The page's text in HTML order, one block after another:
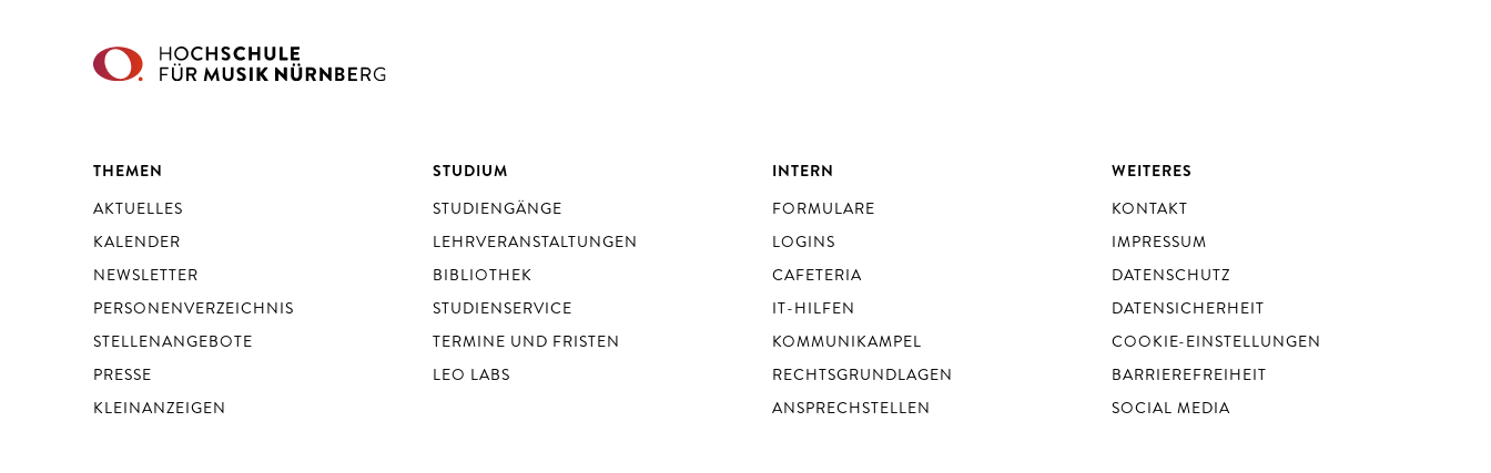
THEMEN
AKTUELLES
KALENDER
NEWSLETTER
PERSONENVERZEICHNIS
STELLENANGEBOTE
PRESSE
KLEINANZEIGEN
STUDIUM
STUDIENGÄNGE
LEHRVERANSTALTUNGEN
BIBLIOTHEK
STUDIENSERVICE
TERMINE UND FRISTEN
LEO LABS
INTERN
FORMULARE
LOGINS
CAFETERIA
IT-HILFEN
KOMMUNIKAMPEL
RECHTSGRUNDLAGEN
ANSPRECHSTELLEN
WEITERES
KONTAKT
IMPRESSUM
DATENSCHUTZ
DATENSICHERHEIT
COOKIE-EINSTELLUNGEN
BARRIEREFREIHEIT
SOCIAL MEDIA